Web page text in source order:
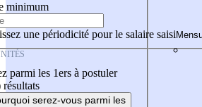
minimum
une périodicité pour le salaire saisi
parmi les 1ers à postuler
résultats
serez-vous parmi les